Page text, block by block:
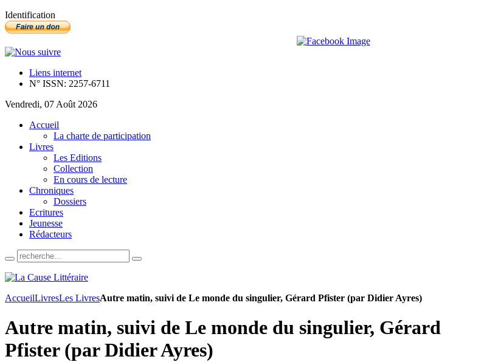
Identification
Liens internet
N° ISSN: 2257-6711
Vendredi, 07 Août 2026
Accueil
La charte de participation
Livres
Les Editions
Collection
En cours de lecture
Chroniques
Dossiers
Ecritures
Jeunesse
Rédacteurs
AccueilLivresLes LivresAutre matin, suivi de Le monde du singulier, Gérard Pfister (par Didier Ayres)
Autre matin, suivi de Le monde du singulier, Gérard
Pfister (par Didier Ayres)